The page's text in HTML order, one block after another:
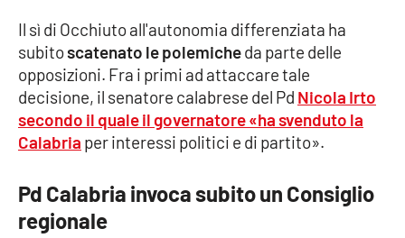
Le perfidie di Antonella Grippo
Venti di comunicazione
LaC TV
Il sì di Occhiuto all'autonomia differenziata ha
subitoscatenato le polemicheda parte delle
opposizioni. Fra i primi ad attaccare tale
decisione, il senatore calabrese del Pd Nicola Irto
secondo il quale il governatore «ha svenduto la
Calabria per interessi politici e di partito».
Pd Calabria invoca subito un Consiglio
regionale